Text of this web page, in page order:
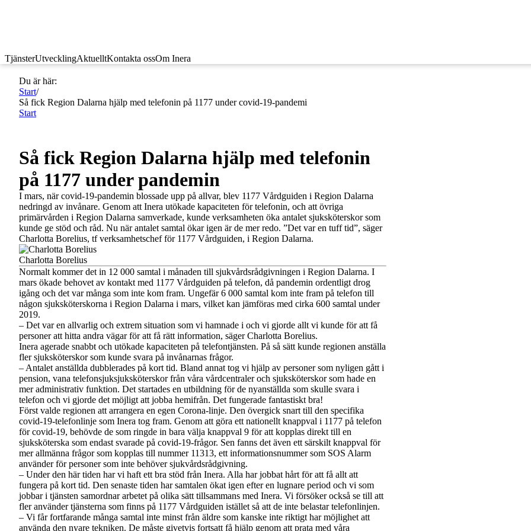
TjänsterUtvecklingAktuelltKontakta ossOm Inera
Du är här:
Start/
Så fick Region Dalarna hjälp med telefonin på 1177 under covid-19-pandemi
Start
Så fick Region Dalarna hjälp med telefonin
på 1177 under pandemin
I mars, när covid-19-pandemin blossade upp på allvar, blev 1177 Vårdguiden i Region Dalarna
nedringd av invånare. Genom att Inera utökade kapaciteten för telefonin, och att övriga
primärvården i Region Dalarna samverkade, kunde verksamheten öka antalet sjuksköterskor som
kunde ge stöd och råd. Nu när antalet samtal ökar igen är de mer redo. ”Det var en tuff tid”, säger
Charlotta Borelius, tf verksamhetschef för 1177 Vårdguiden, i Region Dalarna.
Charlotta Borelius
Normalt kommer det in 12 000 samtal i månaden till sjukvårdsrådgivningen i Region Dalarna. I
mars ökade behovet av kontakt med 1177 Vårdguiden på telefon, då pandemin ordentligt drog
igång och det var många som inte kom fram. Ungefär 6 000 samtal kom inte fram på telefon till
någon sjuksköterskorna i Region Dalarna i mars, vilket kan jämföras med cirka 600 samtal under
2019.
– Det var en allvarlig och extrem situation som vi hamnade i och vi gjorde allt vi kunde för att få
personer att hitta andra vägar för att få rätt information, säger Charlotta Borelius.
Inera agerade snabbt och utökade kapaciteten på telefontjänsten. På så sätt kunde regionen anställa
fler sjuksköterskor som kunde svara på invånarnas frågor.
– Antalet anställda dubblerades på kort tid. Bland annat tog vi hjälp av personer som nyligen gått i
pension, vana telefonsjuksjuksköterskor från våra vårdcentraler och sjuksköterskor som hade en
mer administrativ funktion. Det startades en utbildning för de nyanställda som skulle svara i
telefon och vi gjorde det möjligt att jobba hemifrån. Det fungerade fantastiskt bra!
Först valde regionen att arrangera en egen Corona-linje. Den övergick snart till den specifika
covid-19-telefonlinje som Inera tog fram. Genom att göra ett nationellt knappval i 1177 på telefon
för covid-19, behövde de som ringde in bara välja knappval 9 för att kopplas direkt till en
sjuksköterska som endast svarade på covid-19-frågor. Sen fanns det även ett särskilt knappval för
mer allmänna frågor som kopplas till nummer 11313, ett informationsnummer som SOS Alarm
använder för personer som inte behöver sjukvårdsrådgivning.
– Under den här tiden har vi haft ett bra stöd från Inera. Alla har jobbat hårt för att få allt att
fungera på kort tid. Den senaste tiden har samtalen ökat igen efter en lugnare period och vi som
jobbar i tjänsten samordnar arbetet på olika sätt tillsammans med Inera. Vi försöker också se till att
fler använder tjänsterna som finns på 1177 Vårdguiden istället så att de inte belastar telefonlinjen.
– Vi får fortfarande många samtal inte minst från äldre som kanske inte riktigt har möjlighet att
använda den nyare tekniken. De måste givetvis fortsatt få hjälp genom att prata med våra